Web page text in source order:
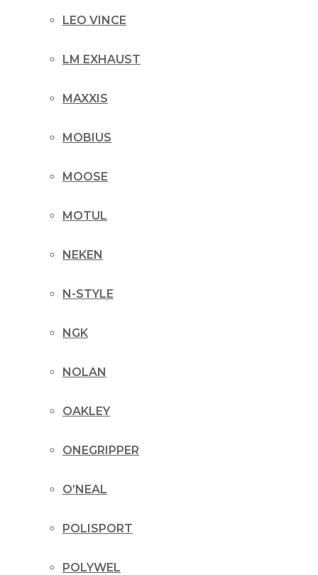
LEO VINCE
LM EXHAUST
MAXXIS
MOBIUS
MOOSE
MOTUL
NEKEN
N-STYLE
NGK
NOLAN
OAKLEY
ONEGRIPPER
O’NEAL
POLISPORT
POLYWEL